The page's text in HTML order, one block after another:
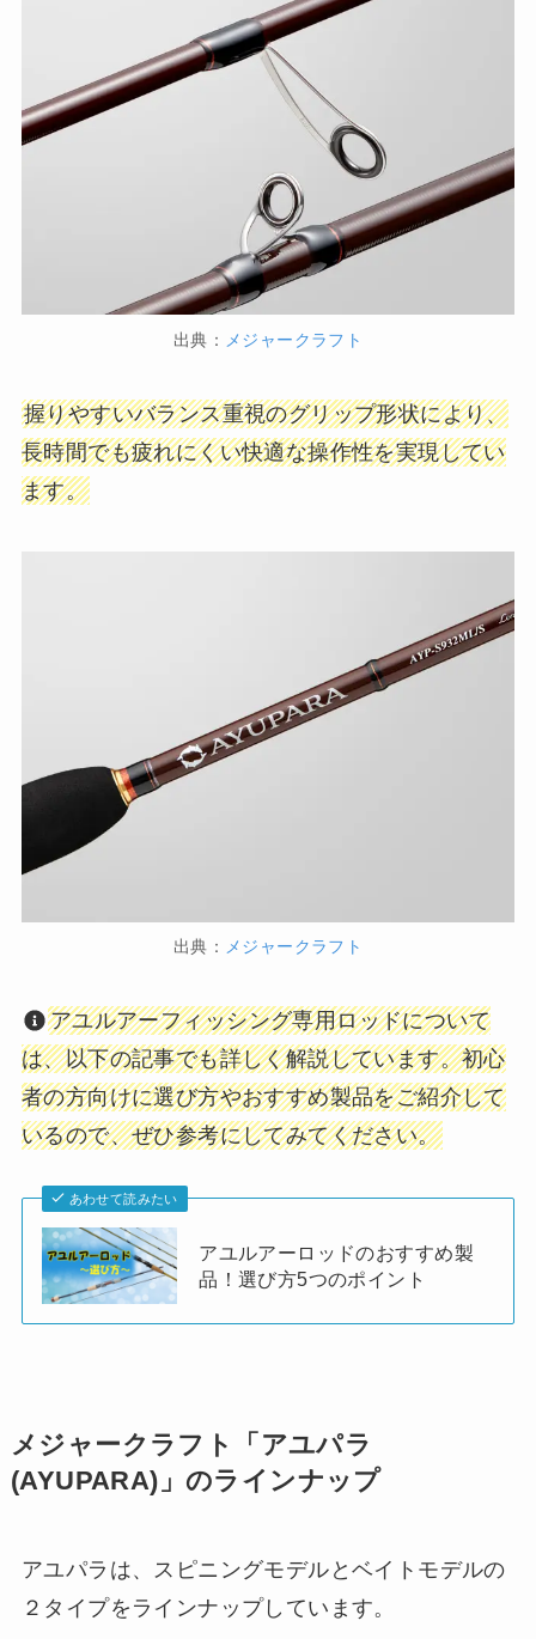
出典： メジャークラフト
握りやすいバランス重視のグリップ形状により、
長時間でも疲れにくい快適な操作性を実現してい
ます。
出典： メジャークラフト
アユルアーフィッシング専用ロッドについて
は、以下の記事でも詳しく解説しています。初心
者の方向けに選び方やおすすめ製品をご紹介して
いるので、ぜひ参考にしてみてください。
あわせて読みたい
アユルアーロッドのおすすめ製
品！選び方5つのポイント
メジャークラフト「アユパラ
(AYUPARA)」のラインナップ
アユパラは、スピニングモデルとベイトモデルの
２タイプをラインナップしています。